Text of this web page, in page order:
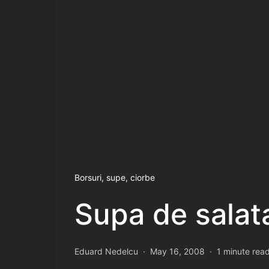
Borsuri, supe, ciorbe
Supa de
Eduard Nedelcu May 16, 2008 1 minute